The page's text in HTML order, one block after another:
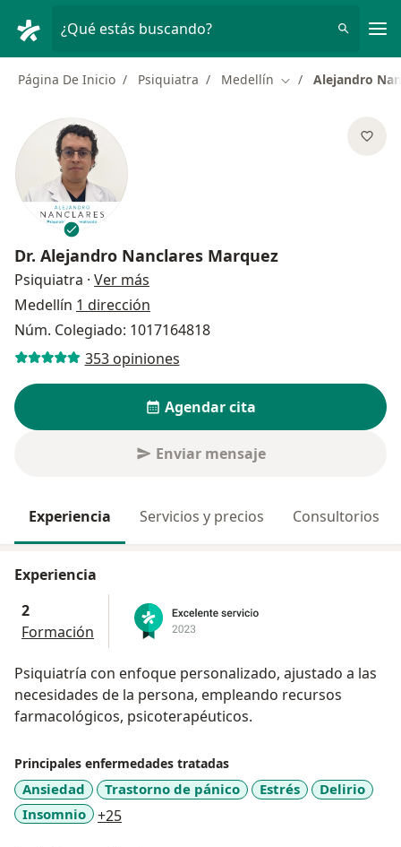
¿Qué estás buscando?
Página De Inicio Psiquiatra Medellín Cambiar de ciudad
Alejandro
Dr. Alejandro Nanclares Marquez
Psiquiatra · Ver más
Medellín 1 dirección
Núm. Colegiado: 1017164818
353 opiniones
Agendar cita
Enviar mensaje
Experiencia Servicios y precios Consultorios
Experiencia
2
Formación
Psiquiatría con enfoque personalizado, ajustado a las
necesidades de la persona, empleando recursos
farmacológicos, psicoterapéuticos.
Principales enfermedades tratadas
Ansiedad Trastorno de pánico Estrés
Delirio
Insomnio
+25a11y_sr_more_diseases